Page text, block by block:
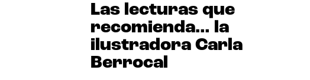
Las lecturas que
recomienda… la
ilustradora Carla
Berrocal